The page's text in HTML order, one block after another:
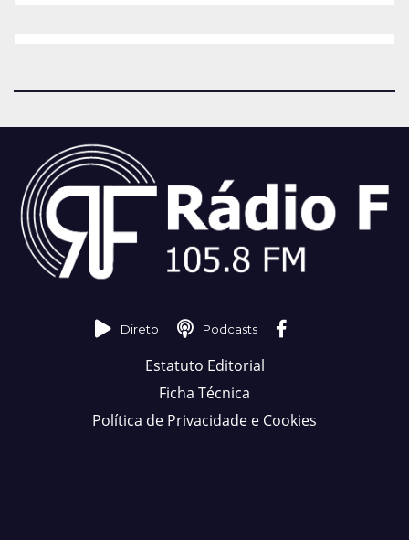
Direto Podcasts
Estatuto Editorial
Ficha Técnica
Política de Privacidade e Cookies